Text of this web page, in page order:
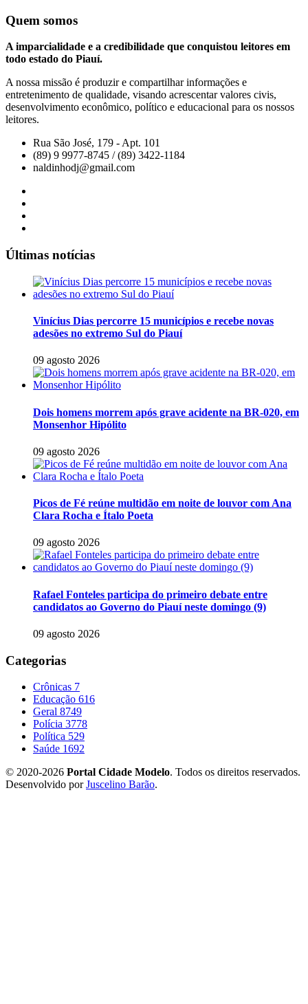
Quem somos
A imparcialidade e a credibilidade que conquistou leitores em
todo estado do Piauí.
A nossa missão é produzir e compartilhar informações e
entretenimento de qualidade, visando acrescentar valores civis,
desenvolvimento econômico, político e educacional para os nossos
leitores.
Rua São José, 179 - Apt. 101
(89) 9 9977-8745 / (89) 3422-1184
naldinhodj@gmail.com
Últimas notícias
Vinícius Dias percorre 15 municípios e recebe novas
adesões no extremo Sul do Piauí
09 agosto 2026
Dois homens morrem após grave acidente na BR-020, em
Monsenhor Hipólito
09 agosto 2026
Picos de Fé reúne multidão em noite de louvor com Ana
Clara Rocha e Ítalo Poeta
09 agosto 2026
Rafael Fonteles participa do primeiro debate entre
candidatos ao Governo do Piauí neste domingo (9)
09 agosto 2026
Categorias
Crônicas 7
Educação 616
Geral 8749
Polícia 3778
Política 529
Saúde 1692
© 2020-2026 Portal Cidade Modelo. Todos os direitos reservados.
Desenvolvido porJuscelino Barão.